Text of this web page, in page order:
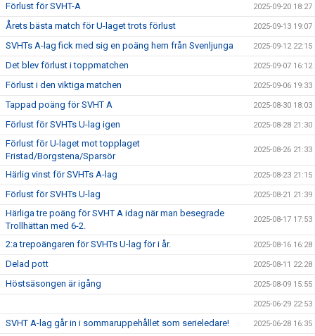
Förlust för SVHT-A 2025-09-20 18:27
Årets bästa match för U-laget trots förlust 2025-09-13 19:07
SVHTs A-lag fick med sig en poäng hem från Svenljunga 2025-09-12 22:15
Det blev förlust i toppmatchen 2025-09-07 16:12
Förlust i den viktiga matchen 2025-09-06 19:33
Tappad poäng för SVHT A 2025-08-30 18:03
Förlust för SVHTs U-lag igen 2025-08-28 21:30
Förlust för U-laget mot topplaget
Fristad/Borgstena/Sparsör
2025-08-26 21:33
Härlig vinst för SVHTs A-lag 2025-08-23 21:15
Förlust för SVHTs U-lag 2025-08-21 21:39
Härliga tre poäng för SVHT A idag när man besegrade
Trollhättan med 6-2.
2025-08-17 17:53
2:a trepoängaren för SVHTs U-lag för i år. 2025-08-16 16:28
Delad pott 2025-08-11 22:28
Höstsäsongen är igång 2025-08-09 15:55
2025-06-29 22:53
SVHT A-lag går in i sommaruppehållet som serieledare! 2025-06-28 16:35